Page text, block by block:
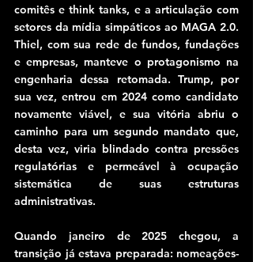
comitês e think tanks, e a articulação com
setores da mídia simpáticos ao MAGA 2.0.
Thiel, com sua rede de fundos, fundações
e empresas, manteve o protagonismo na
engenharia dessa retomada. Trump, por
sua vez, entrou em 2024 como candidato
novamente viável, e sua vitória abriu o
caminho para um segundo mandato que,
desta vez, viria blindado contra pressões
regulatórias e permeável à ocupação
sistemática de suas estruturas
administrativas.
Quando janeiro de 2025 chegou, a
transição já estava preparada: nomeações-